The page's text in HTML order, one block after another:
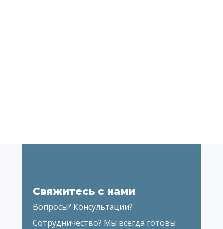
Свяжитесь с нами
Вопросы? Консультации?
Сотрудничество? Мы всегда готовы